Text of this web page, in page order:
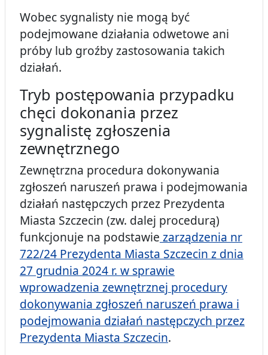
Wobec sygnalisty nie mogą być
podejmowane działania odwetowe ani
próby lub groźby zastosowania takich
działań.
Tryb postępowania przypadku
chęci dokonania przez
sygnalistę zgłoszenia
zewnętrznego
Zewnętrzna procedura dokonywania
zgłoszeń naruszeń prawa i podejmowania
działań następczych przez Prezydenta
Miasta Szczecin (zw. dalej procedurą)
funkcjonuje na podstawie zarządzenia nr
722/24 Prezydenta Miasta Szczecin z dnia
27 grudnia 2024 r. w sprawie
wprowadzenia zewnętrznej procedury
dokonywania zgłoszeń naruszeń prawa i
podejmowania działań następczych przez
Prezydenta Miasta Szczecin.